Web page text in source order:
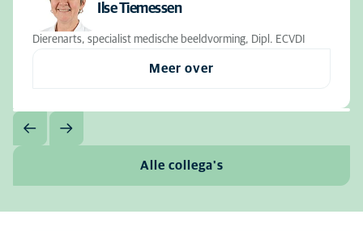
Ilse Tiemessen
Dierenarts, specialist medische beeldvorming, Dipl. ECVDI
Meer over
Alle collega's